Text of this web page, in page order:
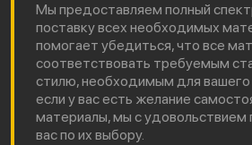
Мы предоставляем полный
поставку всех необходимых
помогает убедиться, что все
соответствовать требуемым
стилю, необходимым для
если у вас есть желание
материалы, мы с удовольствием
вас по их выбору.